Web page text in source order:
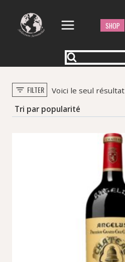
contenu
SHOP
FILTER Voici le seul résultat